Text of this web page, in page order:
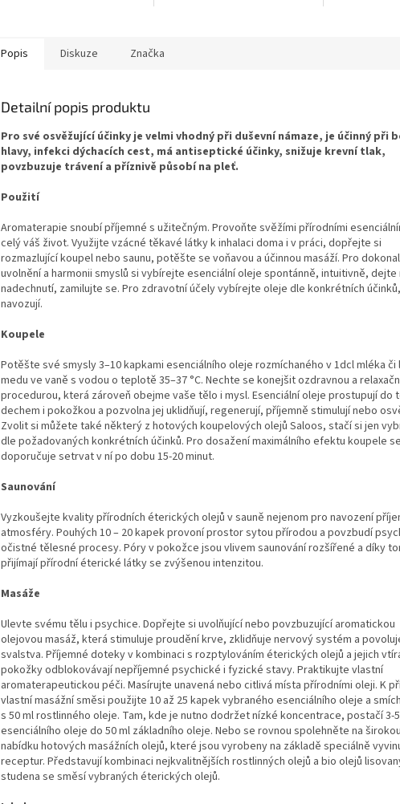
Popis Diskuze Značka
Detailní popis produktu
Pro své osvěžující účinky je velmi vhodný při duševní námaze, je účinný při
hlavy, infekci dýchacích cest, má antiseptické účinky, snižuje krevní tlak,
povzbuzuje trávení a příznivě působí na pleť.
Použití
Aromaterapie snoubí příjemné s užitečným. Provoňte svěžími přírodními
celý váš život. Využijte vzácné těkavé látky k inhalaci doma i v práci, dopřejte si
rozmazlující koupel nebo saunu, potěšte se voňavou a účinnou masáží. Pro
uvolnění a harmonii smyslů si vybírejte esenciální oleje spontánně, intuitivně, dejte
nadechnutí, zamilujte se. Pro zdravotní účely vybírejte oleje dle konkrétních
navozují.
Koupele
Potěšte své smysly 3–10 kapkami esenciálního oleje rozmíchaného v 1dcl mléka či
medu ve vaně s vodou o teplotě 35–37 °C. Nechte se konejšit ozdravnou a
procedurou, která zároveň obejme vaše tělo i mysl. Esenciální oleje prostupují do
dechem i pokožkou a pozvolna jej uklidňují, regenerují, příjemně stimulují nebo
Zvolit si můžete také některý z hotových koupelových olejů Saloos, stačí si jen
dle požadovaných konkrétních účinků. Pro dosažení maximálního efektu koupele se
doporučuje setrvat v ní po dobu 15-20 minut.
Saunování
Vyzkoušejte kvality přírodních éterických olejů v sauně nejenom pro navození
atmosféry. Pouhých 10 – 20 kapek provoní prostor sytou přírodou a povzbudí
očistné tělesné procesy. Póry v pokožce jsou vlivem saunování rozšířené a díky
přijímají přírodní éterické látky se zvýšenou intenzitou.
Masáže
Ulevte svému tělu i psychice. Dopřejte si uvolňující nebo povzbuzující aromatickou
olejovou masáž, která stimuluje proudění krve, zklidňuje nervový systém a
svalstva. Příjemné doteky v kombinaci s rozptylováním éterických olejů a jejich
pokožky odblokovávají nepříjemné psychické i fyzické stavy. Praktikujte vlastní
aromaterapeutickou péči. Masírujte unavená nebo citlivá místa přírodními oleji. K
vlastní masážní směsi použijte 10 až 25 kapek vybraného esenciálního oleje a
s 50 ml rostlinného oleje. Tam, kde je nutno dodržet nízké koncentrace, postačí 3-
esenciálního oleje do 50 ml základního oleje. Nebo se rovnou spolehněte na širokou
nabídku hotových masážních olejů, které jsou vyrobeny na základě speciálně
receptur. Představují kombinaci nejkvalitnějších rostlinných olejů a bio olejů
studena se směsí vybraných éterických olejů.